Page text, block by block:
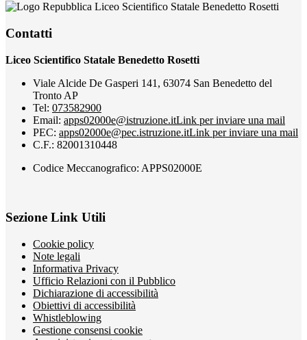
Liceo Scientifico Statale Benedetto Rosetti
Contatti
Liceo Scientifico Statale Benedetto Rosetti
Viale Alcide De Gasperi 141, 63074 San Benedetto del
Tronto AP
Tel: 073582900
Email: apps02000e@istruzione.itLink per inviare una mail
PEC: apps02000e@pec.istruzione.itLink per inviare una mail
C.F.: 82001310448
Codice Meccanografico: APPS02000E
Sezione Link Utili
Cookie policy
Note legali
Informativa Privacy
Ufficio Relazioni con il Pubblico
Dichiarazione di accessibilità
Obiettivi di accessibilità
Whistleblowing
Gestione consensi cookie